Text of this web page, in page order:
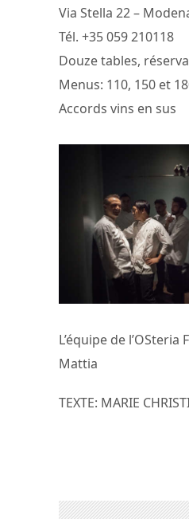
Via Stella 22 –
Tél. +35 059 210118
Douze tables,
Menus: 110, 150 et
Accords vins en sus
L’équipe de
Mattia
TEXTE: MARIE